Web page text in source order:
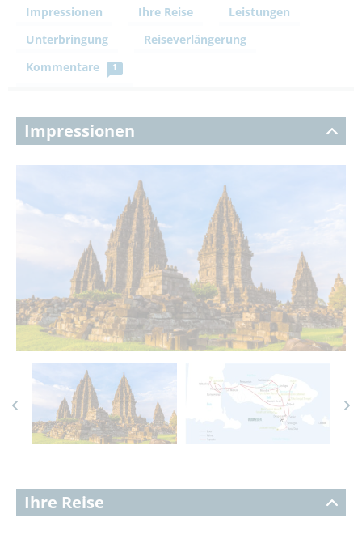
Impressionen Ihre Reise
Leistungen
Unterbringung
Reiseverlängerung
Kommentare
1
Impressionen
Ihre Reise